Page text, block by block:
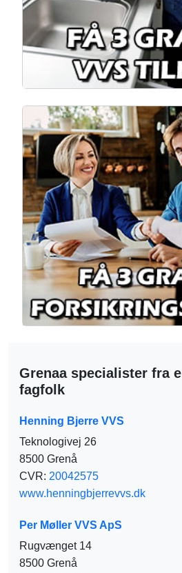
Grenaa specialister fra
fagfolk
Henning Bjerre VVS
Teknologivej 26
8500 Grenå
CVR: 20042575
www.henningbjerrevvs.dk
Per Møller VVS ApS
Rugvænget 14
8500 Grenå